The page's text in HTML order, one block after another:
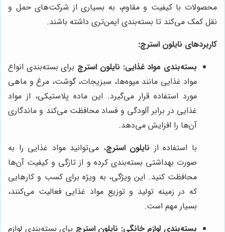
محصولات با کیفیت و مقاوم، به بسیاری از شرکت‌های حمل و
نقل کمک می‌کند تا بسته‌بندی ایمن‌تری داشته باشند.
کاربردهای نایلون استرچ:
بسته‌بندی مواد غذایی: نایلون استرچ برای بسته‌بندی انواع
مواد غذایی مانند میوه‌ها، سبزیجات، گوشت، مرغ و ماهی
مورد استفاده قرار می‌گیرد. این ماده پلاستیکی، از مواد
غذایی در برابر آلودگی و فساد محافظت می‌کند و ماندگاری
آن‌ها را افزایش می‌دهد.
با استفاده از نایلون استرچ، می‌توانید مواد غذایی را به
صورت بهداشتی بسته‌بندی کرده و از تازگی و کیفیت آن‌ها
محافظت کنید. این ویژگی، به ویژه برای کسب و کارهایی
که در زمینه تولید و توزیع مواد غذایی فعالیت می‌کنند،
بسیار مهم است.
بسته‌بندی لوازم خانگی: نایلون استرچ برای بسته‌بندی لوازم